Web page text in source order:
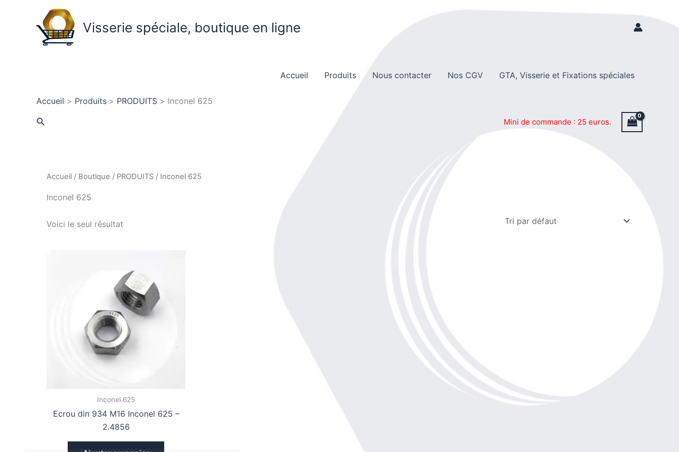
Visserie spéciale, boutique en ligne
Accueil Produits Nous contacter Nos CGV GTA, Visserie et Fixations spéciales
Accueil Produits PRODUITS Inconel 625
Rechercher Mini de commande : 25 euros.
Accueil / Boutique / PRODUITS / Inconel 625
Inconel 625
Voici le seul résultat
Inconel 625
Ecrou din 934 M16 Inconel 625 –
2.4856